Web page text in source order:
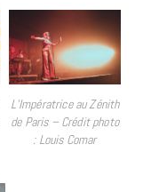
L’Impératrice au Zénith
de Paris – Crédit photo
: Louis Comar